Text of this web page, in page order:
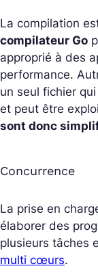
La compilation
compilateur Go
approprié à des
performance.
un seul fichier qui
et peut être
sont donc
Concurrence
La prise en
élaborer des
plusieurs tâches
multi cœurs.